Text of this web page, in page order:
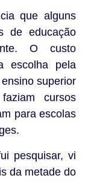
que alguns
de educação
O custo
escolha pela
superior
cursos
para escolas
pesquisar, vi
da metade do